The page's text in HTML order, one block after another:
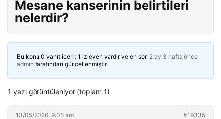
Mesane kanserinin belirtileri
nelerdir?
Bu konu 0 yanıt içerir, 1 izleyen vardır ve en son 2 ay 3 hafta önce
admin tarafından güncellenmiştir.
1 yazı görüntüleniyor (toplam 1)
13/05/2026: 9:05 am #19335